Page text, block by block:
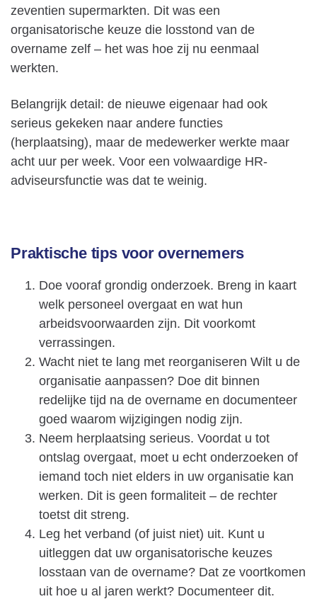
zeventien supermarkten. Dit was een
organisatorische keuze die losstond van de
overname zelf – het was hoe zij nu eenmaal
werkten.
Belangrijk detail: de nieuwe eigenaar had ook
serieus gekeken naar andere functies
(herplaatsing), maar de medewerker werkte maar
acht uur per week. Voor een volwaardige HR-
adviseursfunctie was dat te weinig.
Praktische tips voor overnemers
Doe vooraf grondig onderzoek. Breng in kaart
welk personeel overgaat en wat hun
arbeidsvoorwaarden zijn. Dit voorkomt
verrassingen.
Wacht niet te lang met reorganiseren Wilt u de
organisatie aanpassen? Doe dit binnen
redelijke tijd na de overname en documenteer
goed waarom wijzigingen nodig zijn.
Neem herplaatsing serieus. Voordat u tot
ontslag overgaat, moet u echt onderzoeken of
iemand toch niet elders in uw organisatie kan
werken. Dit is geen formaliteit – de rechter
toetst dit streng.
Leg het verband (of juist niet) uit. Kunt u
uitleggen dat uw organisatorische keuzes
losstaan van de overname? Dat ze voortkomen
uit hoe u al jaren werkt? Documenteer dit.